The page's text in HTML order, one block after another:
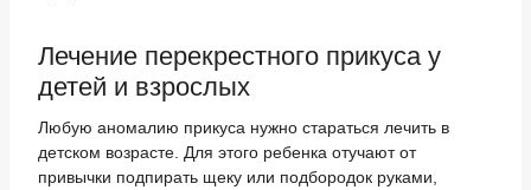
Лечение перекрестного прикуса у
детей и взрослых
Любую аномалию прикуса нужно стараться лечить в
детском возрасте. Для этого ребенка отучают от
привычки подпирать щеку или подбородок руками,